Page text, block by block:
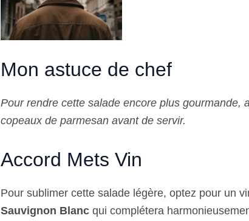
Mon astuce de chef
Pour rendre cette salade encore plus gourmande,
copeaux de parmesan avant de servir.
Accord Mets Vin
Pour sublimer cette salade légère, optez pour un
Sauvignon Blanc qui complétera